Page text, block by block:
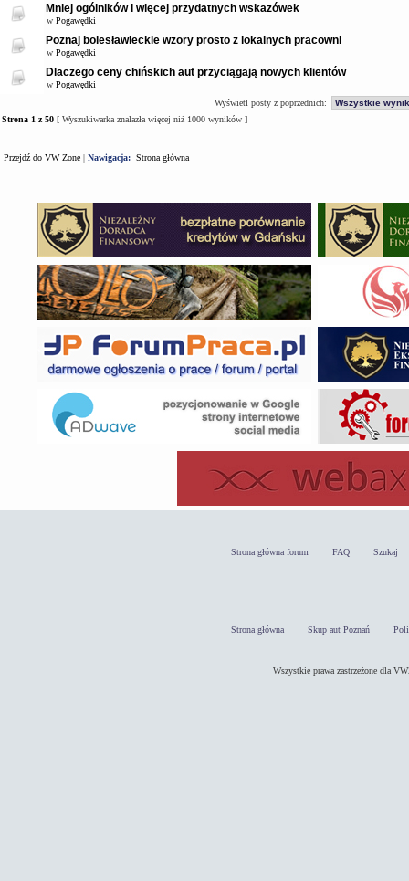
Mniej ogólników i więcej przydatnych wskazówek
w Pogawędki
Poznaj bolesławieckie wzory prosto z lokalnych pracowni
w Pogawędki
Dlaczego ceny chińskich aut przyciągają nowych klientów
w Pogawędki
Wyświetl posty z poprzednich:
Strona 1 z50 [ Wyszukiwarka znalazła więcej niż 1000 wyników ]
Przejdź do VW Zone | Nawigacja: Strona główna
Strona główna forum FAQ Szukaj
Strona główna Skup aut Poznań
Wszystkie prawa zastrzeżone dla